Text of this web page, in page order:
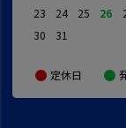
23
24 25 26
30
31
定休日